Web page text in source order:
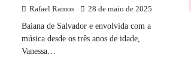
Rafael Ramos 28 de maio de 2025
Baiana de Salvador e envolvida com a
música desde os três anos de idade,
Vanessa…